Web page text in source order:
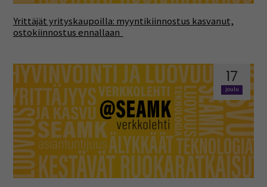
Yrittäjät yrityskaupoilla: myyntikiinnostus kasvanut,
ostokiinnostus ennallaan
17
joulu